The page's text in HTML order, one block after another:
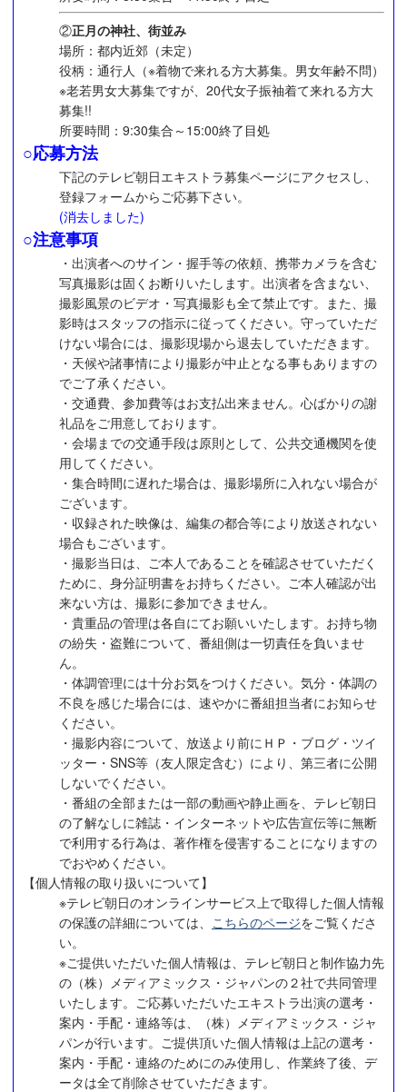
②正月の神社、街並み
場所：都内近郊（未定）
役柄：通行人（※着物で来れる方大募集。男女年齢不問）
※老若男女大募集ですが、20代女子振袖着て来れる方大
募集!!
所要時間：9:30集合～15:00終了目処
○応募方法
下記のテレビ朝日エキストラ募集ページにアクセスし、
登録フォームからご応募下さい。
(消去しました)
○注意事項
・出演者へのサイン・握手等の依頼、携帯カメラを含む
写真撮影は固くお断りいたします。出演者を含まない、
撮影風景のビデオ・写真撮影も全て禁止です。また、撮
影時はスタッフの指示に従ってください。守っていただ
けない場合には、撮影現場から退去していただきます。
・天候や諸事情により撮影が中止となる事もありますの
でご了承ください。
・交通費、参加費等はお支払出来ません。心ばかりの謝
礼品をご用意しております。
・会場までの交通手段は原則として、公共交通機関を使
用してください。
・集合時間に遅れた場合は、撮影場所に入れない場合が
ございます。
・収録された映像は、編集の都合等により放送されない
場合もございます。
・撮影当日は、ご本人であることを確認させていただく
ために、身分証明書をお持ちください。ご本人確認が出
来ない方は、撮影に参加できません。
・貴重品の管理は各自にてお願いいたします。お持ち物
の紛失・盗難について、番組側は一切責任を負いませ
ん。
・体調管理には十分お気をつけください。気分・体調の
不良を感じた場合には、速やかに番組担当者にお知らせ
ください。
・撮影内容について、放送より前にＨＰ・ブログ・ツイ
ッター・SNS等（友人限定含む）により、第三者に公開
しないでください。
・番組の全部または一部の動画や静止画を、テレビ朝日
の了解なしに雑誌・インターネットや広告宣伝等に無断
で利用する行為は、著作権を侵害することになりますの
でおやめください。
【個人情報の取り扱いについて】
※テレビ朝日のオンラインサービス上で取得した個人情報
の保護の詳細については、 こちらのページをご覧くださ
い。
※ご提供いただいた個人情報は、テレビ朝日と制作協力先
の（株）メディアミックス・ジャパンの２社で共同管理
いたします。ご応募いただいたエキストラ出演の選考・
案内・手配・連絡等は、（株）メディアミックス・ジャ
パンが行います。ご提供頂いた個人情報は上記の選考・
案内・手配・連絡のためにのみ使用し、作業終了後、デ
ータは全て削除させていただきます。